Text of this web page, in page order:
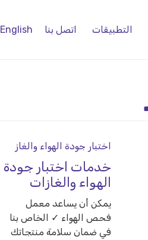
التطبيقات اتصل بنا English
Category
اختبار جودة الهواء والغاز
خدمات اختبار جودة
الهواء والغازات
يمكن أن يساعد معمل
فحص الهواء ✓ الخاص بنا
في ضمان سلامة منتجاتك